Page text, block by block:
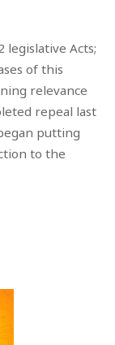
legislative Acts;
of this
relevance
repeal last
putting
to the